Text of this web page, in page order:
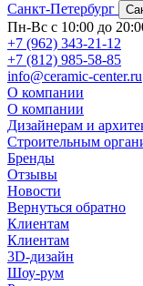
Санкт-Петербург
Пн-Вс с 10:00 до
+7 (962) 343-21-12
+7 (812) 985-58-85
info@ceramic-center.ru
О компании
О компании
Дизайнерам и
Строительным
Бренды
Отзывы
Новости
Вернуться обратно
Клиентам
Клиентам
3D-дизайн
Шоу-рум